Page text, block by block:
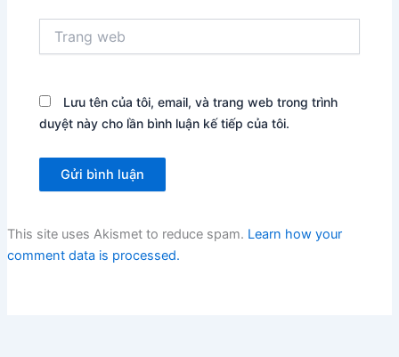
web
Lưu tên của tôi, email, và trang web trong trình
duyệt này cho lần bình luận kế tiếp của tôi.
This site uses Akismet to reduce spam. Learn how your
comment data is processed.